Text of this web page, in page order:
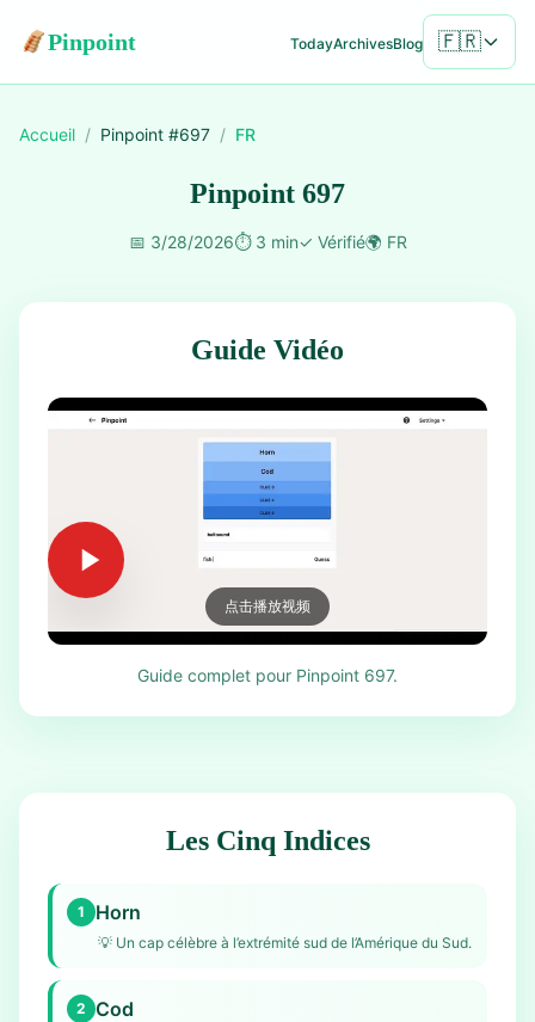
Pinpoint TodayArchivesBlog 🇫🇷
Accueil / Pinpoint #697 / FR
Pinpoint 697
📅 3/28/2026⏱️ 3 min✓ Vérifié🌍 FR
Guide Vidéo
点击播放视频
Guide complet pour Pinpoint 697.
Les Cinq Indices
1 Horn
💡 Un cap célèbre à l’extrémité sud de l’Amérique du Sud.
2 Cod